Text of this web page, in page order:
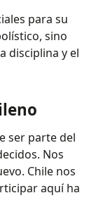
para su
sino
disciplina y el
ser parte del
Nos
Chile nos
aquí ha